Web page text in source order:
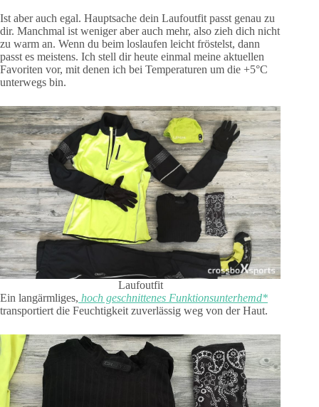
Ist aber auch egal. Hauptsache dein Laufoutfit passt genau zu
dir. Manchmal ist weniger aber auch mehr, also zieh dich nicht
zu warm an. Wenn du beim loslaufen leicht fröstelst, dann
passt es meistens. Ich stell dir heute einmal meine aktuellen
Favoriten vor, mit denen ich bei Temperaturen um die +5°C
unterwegs bin.
Laufoutfit
Ein langärmliges, hoch geschnittenes Funktionsunterhemd*
transportiert die Feuchtigkeit zuverlässig weg von der Haut.